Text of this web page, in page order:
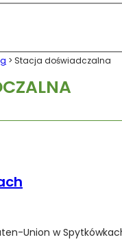
> Stacja doświadczalna
Union w